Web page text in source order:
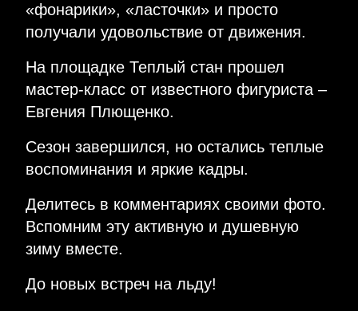
«фонарики», «ласточки» и просто
получали удовольствие от движения.
На площадке Теплый стан прошел
мастер-класс от известного фигуриста –
Евгения Плющенко.
Сезон завершился, но остались теплые
воспоминания и яркие кадры.
Делитесь в комментариях своими фото.
Вспомним эту активную и душевную
зиму вместе.
До новых встреч на льду!